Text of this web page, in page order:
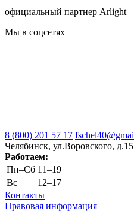
официальный партнер Arlight
Мы в соцсетях
8 (800) 201 57 17
Челябинск, ул.Воровского,
Работаем:
Пн–Cб 11–19
Вс
12–17
Контакты
Правовая информация